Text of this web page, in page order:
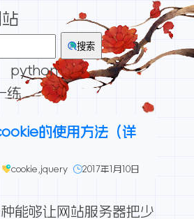
搜索
python
练
的使用方法（详
cookie jquery 2017年1月10日
能够让网站服务器把少